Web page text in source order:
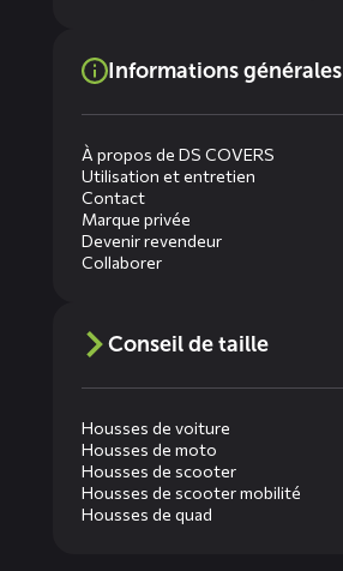
Informations générales
À propos de DS COVERS
Utilisation et entretien
Contact
Marque privée
Devenir revendeur
Collaborer
Conseil de taille
Housses de voiture
Housses de moto
Housses de scooter
Housses de scooter mobilité
Housses de quad